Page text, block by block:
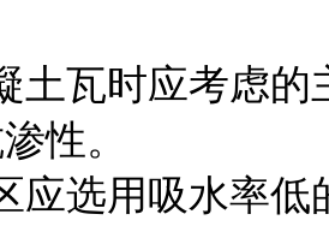
土瓦时应考虑
性。
应选用吸水率低